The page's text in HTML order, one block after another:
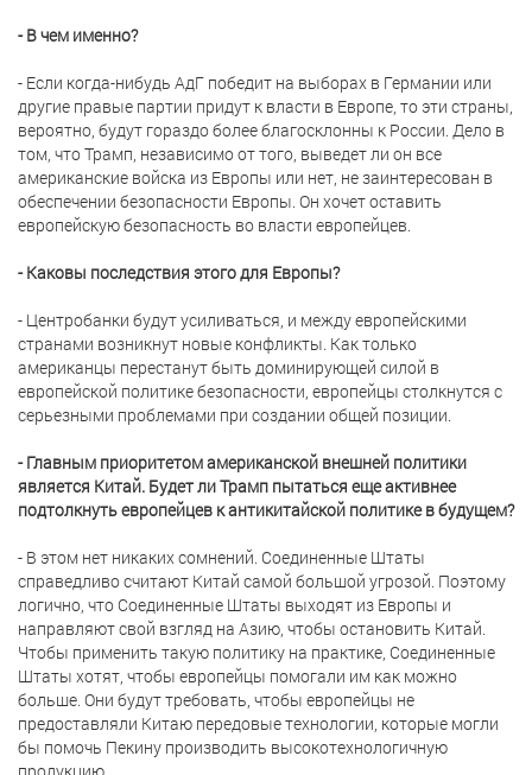
- В чем именно?
- Если когда-нибудь АдГ победит на выборах в Германии или
другие правые партии придут к власти в Европе, то эти страны,
вероятно, будут гораздо более благосклонны к России. Дело в
том, что Трамп, независимо от того, выведет ли он все
американские войска из Европы или нет, не заинтересован в
обеспечении безопасности Европы. Он хочет оставить
европейскую безопасность во власти европейцев.
- Каковы последствия этого для Европы?
- Центробанки будут усиливаться, и между европейскими
странами возникнут новые конфликты. Как только
американцы перестанут быть доминирующей силой в
европейской политике безопасности, европейцы столкнутся с
серьезными проблемами при создании общей позиции.
- Главным приоритетом американской внешней политики
является Китай. Будет ли Трамп пытаться еще активнее
подтолкнуть европейцев к антикитайской политике в будущем?
- В этом нет никаких сомнений. Соединенные Штаты
справедливо считают Китай самой большой угрозой. Поэтому
логично, что Соединенные Штаты выходят из Европы и
направляют свой взгляд на Азию, чтобы остановить Китай.
Чтобы применить такую политику на практике, Соединенные
Штаты хотят, чтобы европейцы помогали им как можно
больше. Они будут требовать, чтобы европейцы не
предоставляли Китаю передовые технологии, которые могли
бы помочь Пекину производить высокотехнологичную